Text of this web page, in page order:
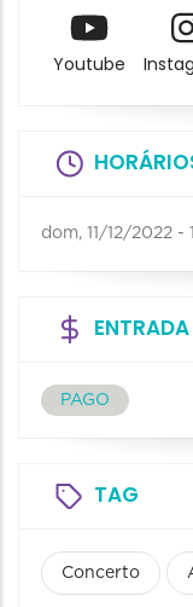
Youtube
dom, 11/12/2022 -
ENTRADA
PAGO
TAG
Concerto